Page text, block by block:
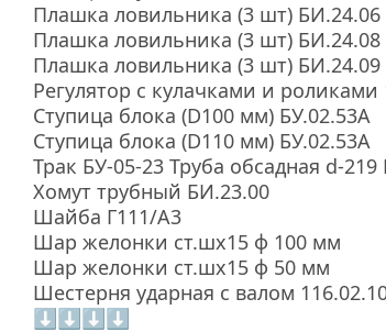
Плашка ловильника (3 шт) БИ.24.06
Плашка ловильника (3 шт) БИ.24.08
Плашка ловильника (3 шт) БИ.24.09
Регулятор с кулачками и роликами
Ступица блока (D100 мм) БУ.02.53А
Ступица блока (D110 мм) БУ.02.53А
Трак БУ-05-23 Труба обсадная d-
Хомут трубный БИ.23.00
Шайба Г111/А3
Шар желонки ст.шх15 ф 100 мм
Шар желонки ст.шх15 ф 50 мм
Шестерня ударная с валом
⬇⬇⬇⬇